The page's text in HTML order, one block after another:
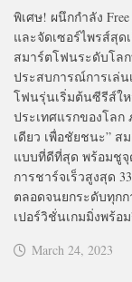
พิเศษ! ผนึกกำลัง
และจัดเซอร์ไพรส์สุ
สมาร์ตโฟนระดับโล
ประสบการณ์การเล่น
โฟนรุ่นเริ่มต้นซีรีส์ให
ประเทศแรกของโลก
เดียว เพื่อชัยชนะ” ส
แบบที่ดีที่สุด พร้อมชูจุ
การชาร์จเร็วสูงสุด
ตลอดจนยกระดับทุก
เปอร์วิชั่นเกมมิ่งพร้อ
March 24, 2023